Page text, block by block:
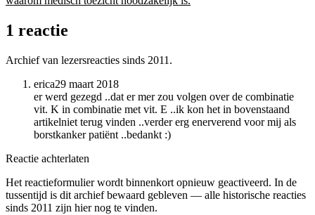
1 reactie
Archief van lezersreacties sinds 2011.
erica29 maart 2018
er werd gezegd ..dat er mer zou volgen over de combinatie
vit. K in combinatie met vit. E ..ik kon het in bovenstaand
artikelniet terug vinden ..verder erg enerverend voor mij als
borstkanker patiënt ..bedankt :)
Reactie achterlaten
Het reactieformulier wordt binnenkort opnieuw geactiveerd. In de
tussentijd is dit archief bewaard gebleven — alle historische reacties
sinds 2011 zijn hier nog te vinden.